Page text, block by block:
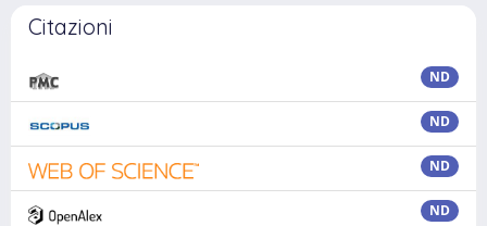
Citazioni
ND
ND
ND
ND